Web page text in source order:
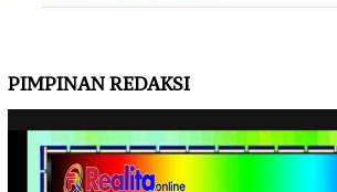
PIMPINAN REDAKSI